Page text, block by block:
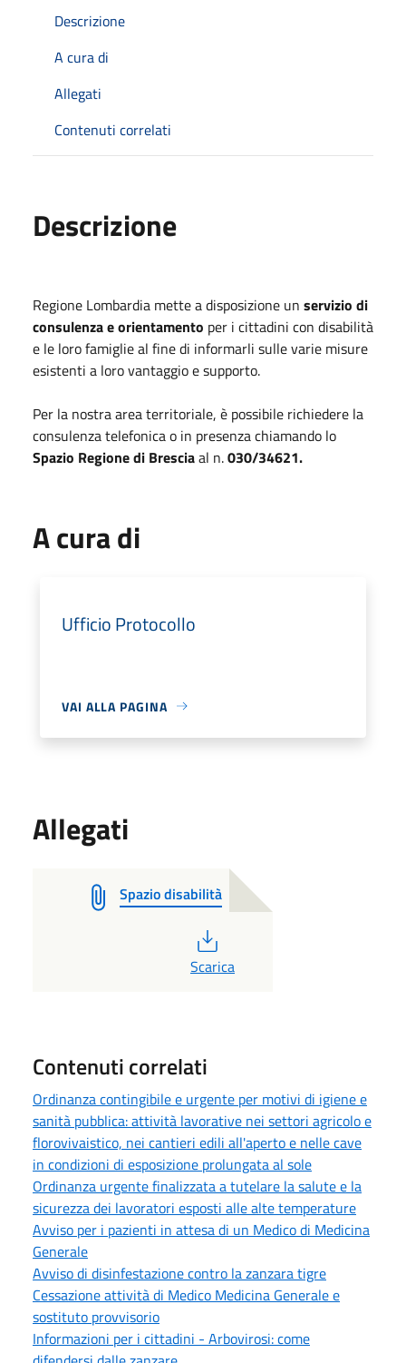
Descrizione
A cura di
Allegati
Contenuti correlati
Descrizione
Regione Lombardia mette a disposizione un servizio di
consulenza e orientamento per i cittadini con disabilità
e le loro famiglie al fine di informarli sulle varie misure
esistenti a loro vantaggio e supporto.
Per la nostra area territoriale, è possibile richiedere la
consulenza telefonica o in presenza chiamando lo
Spazio Regione di Bresciaal n.030/34621.
A cura di
Ufficio Protocollo
VAI ALLA PAGINA
Allegati
Spazio disabilità
PDF
Scarica
Contenuti correlati
Ordinanza contingibile e urgente per motivi di igiene e
sanità pubblica: attività lavorative nei settori agricolo e
florovivaistico, nei cantieri edili all'aperto e nelle cave
in condizioni di esposizione prolungata al sole
Ordinanza urgente finalizzata a tutelare la salute e la
sicurezza dei lavoratori esposti alle alte temperature
Avviso per i pazienti in attesa di un Medico di Medicina
Generale
Avviso di disinfestazione contro la zanzara tigre
Cessazione attività di Medico Medicina Generale e
sostituto provvisorio
Informazioni per i cittadini - Arbovirosi: come